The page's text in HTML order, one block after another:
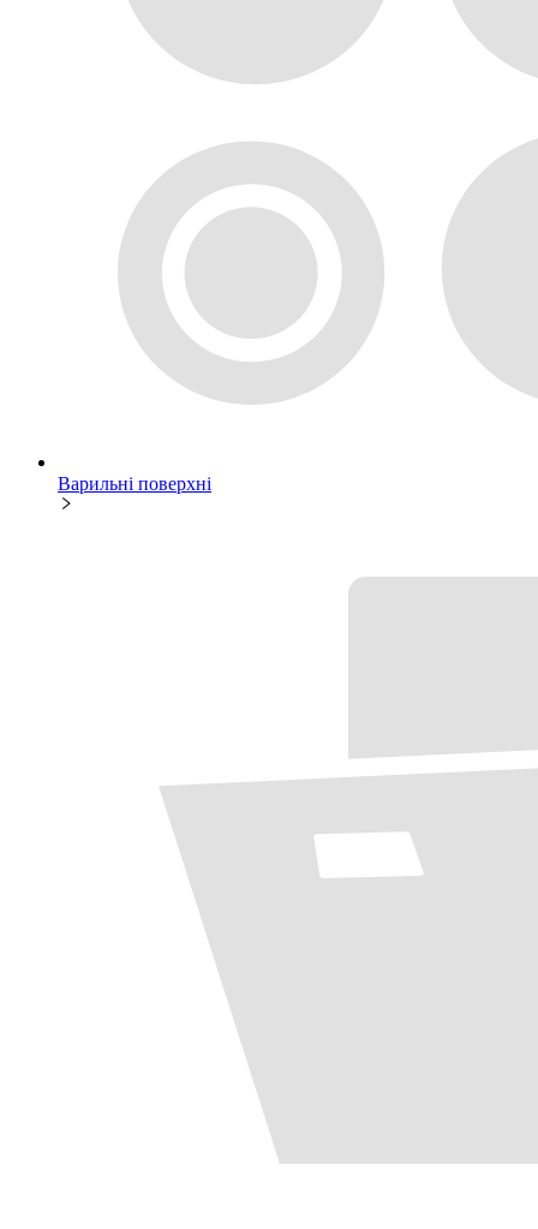
Варильні поверхні